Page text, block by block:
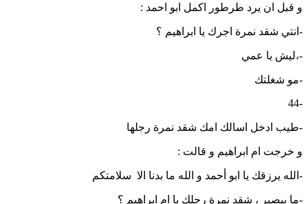
و قبل ان يرد طرطور اكمل ابو احمد :
-انتي شقد نمرة اجرك يا ابراهيم ؟
-،ليش يا عمي
-مو شغلتك
-44
-طيب ادخل اسالك امك شقد نمرة رجلها
و خرجت ام ابراهيم و قالت :
-الله يرزقك يا ابو أحمد و الله ما بدنا الا سلامتكم
-ما بيصير ، شقد نمرة رجلك يا ام ابراهيم ؟